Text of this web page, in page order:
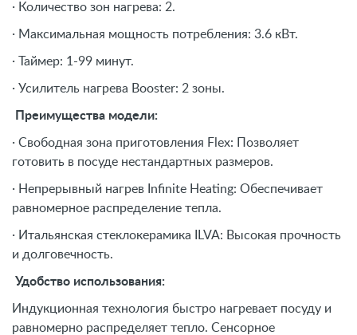
· Количество зон нагрева: 2.
· Максимальная мощность потребления: 3.6 кВт.
· Таймер: 1-99 минут.
· Усилитель нагрева Booster: 2 зоны.
Преимущества модели:
· Свободная зона приготовления Flex: Позволяет
готовить в посуде нестандартных размеров.
· Непрерывный нагрев Infinite Heating: Обеспечивает
равномерное распределение тепла.
· Итальянская стеклокерамика ILVA: Высокая прочность
и долговечность.
Удобство использования:
Индукционная технология быстро нагревает посуду и
равномерно распределяет тепло. Сенсорное